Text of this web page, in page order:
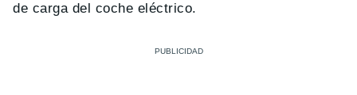
de carga del coche eléctrico.